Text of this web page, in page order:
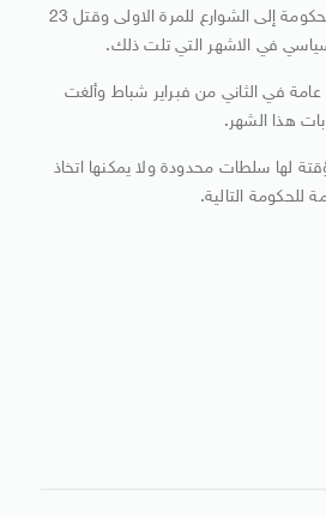
نزل محتجون مناهضون للحكومة إلى الشوارع للمرة الاولى وقتل 23
في الاشهر التي تلت ذلك.
في الثاني من فبراير شباط وألغت
هذا الشهر.
لها سلطات محدودة ولا يمكنها اتخاذ
للحكومة التالية.